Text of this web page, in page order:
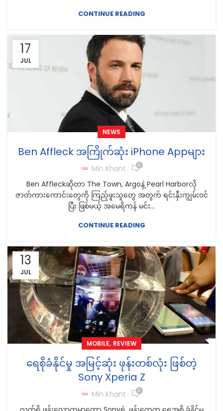
CONTINUE READING
17
JUL
NEWS
Ben Affleck အကြိုက်ဆုံး iPhone Appများ
Min Khant 0
Ben Affleckဆိုတာ The Town, Argoနဲ့ Pearl Harborလို
ဇာတ်ကားကောင်းတွေကို ကြည့်ဖူးသူတွေ အတွက် ရင်းနှီးကျွမ်း၀င်
ပြီး ဖြစ်မယ့် အမေရိကန် မင်း...
CONTINUE READING
13
JUL
MOBILE, REVIEW
ရေစိုခံနိုင်မှု အမြင့်ဆုံး ဖုန်းတစ်လုံး ဖြစ်တဲ့
Sony Xperia Z
Min Khant 0